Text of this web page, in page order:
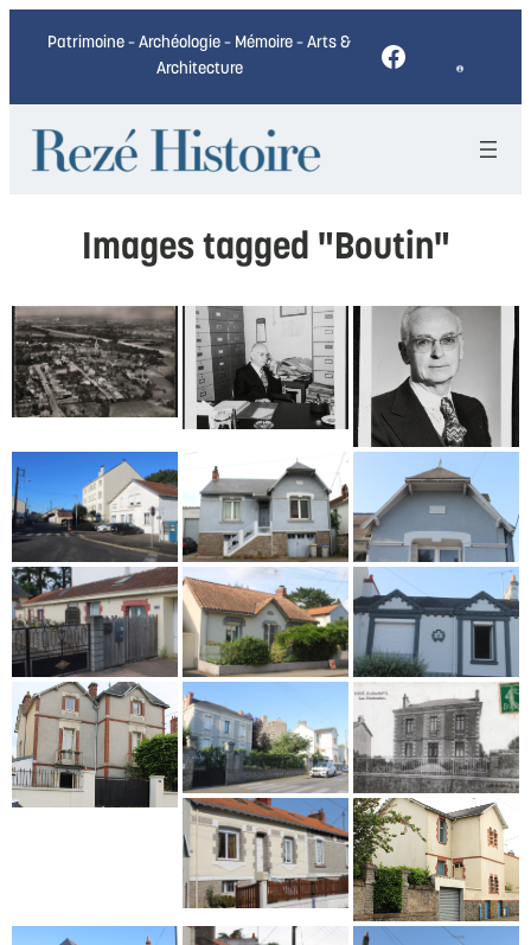
Patrimoine – Archéologie – Mémoire – Arts &
Architecture
Facebook
Images tagged "Boutin"